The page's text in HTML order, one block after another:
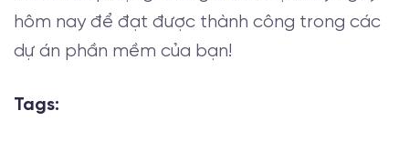
hôm nay để đạt được thành công trong các
dự án phần mềm của bạn!
Tags: